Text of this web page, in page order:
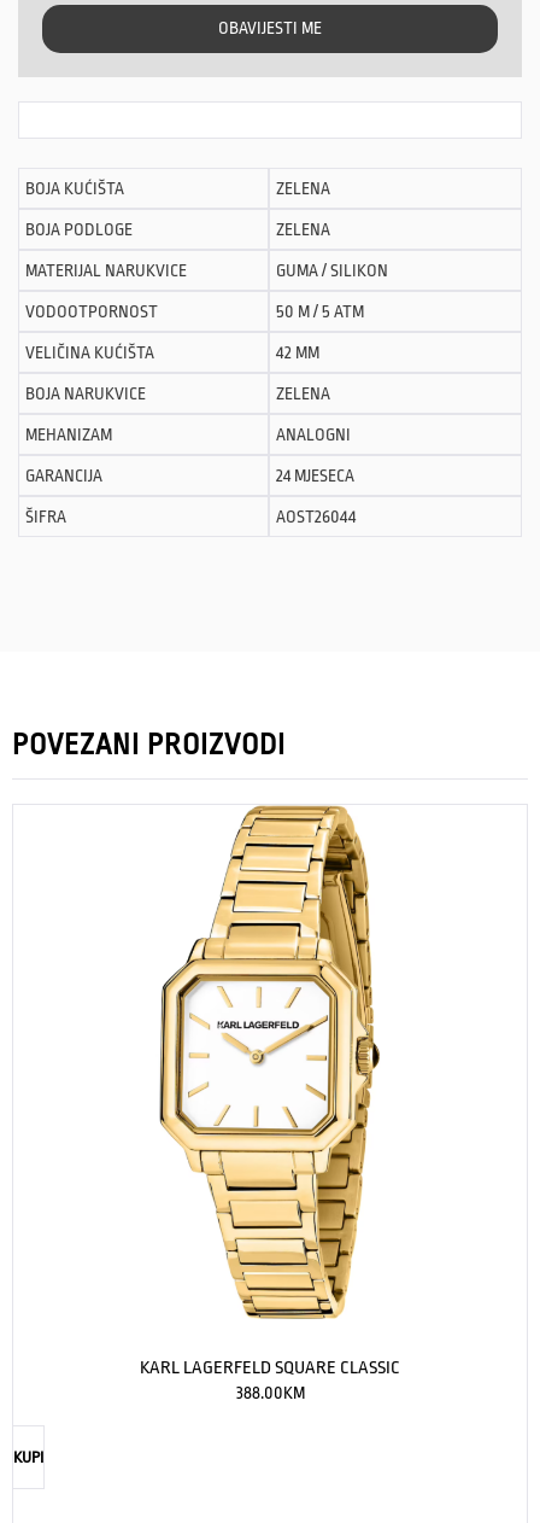
OBAVIJESTI ME
BOJA KUĆIŠTA ZELENA
BOJA PODLOGE ZELENA
MATERIJAL NARUKVICE GUMA / SILIKON
VODOOTPORNOST 50 M / 5 ATM
VELIČINA KUĆIŠTA 42 MM
BOJA NARUKVICE ZELENA
MEHANIZAM ANALOGNI
GARANCIJA 24 MJESECA
ŠIFRA AOST26044
POVEZANI PROIZVODI
KARL LAGERFELD SQUARE CLASSIC
388.00KM
KUPI